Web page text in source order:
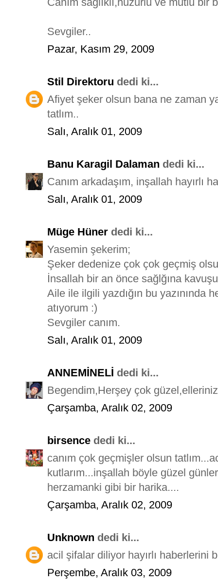
Sevgiler..
Pazar, Kasım 29, 2009
Stil Direktoru dedi ki...
Afiyet şeker olsun bana ne zaman
tatlım..
Salı, Aralık 01, 2009
Banu Karagil Dalaman dedi ki...
Canım arkadaşım, inşallah hayırlı
Salı, Aralık 01, 2009
Müge Hüner dedi ki...
Yasemin şekerim;
Şeker dedenize çok çok geçmiş
İnsallah bir an önce sağlğına
Aile ile ilgili yazdığın bu yazınında
atıyorum :)
Sevgiler canım.
Salı, Aralık 01, 2009
ANNEMİNELİ dedi ki...
Begendim,Herşey çok
Çarşamba, Aralık 02, 2009
birsence dedi ki...
canım çok geçmişler olsun
kutlarım...inşallah böyle güzel
herzamanki gibi bir harika....
Çarşamba, Aralık 02, 2009
Unknown dedi ki...
acil şifalar diliyor hayırlı haberlerini
Perşembe, Aralık 03, 2009